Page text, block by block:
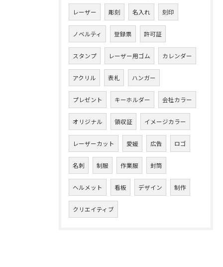
レーザー 彫刻 名入れ 刻印
ノベルティ 登録票 許可証
スタンプ レーザー用ゴム カレンダー
アクリル 表札 ハンガー
プレゼント キーホルダー 会社カラー
オリジナル 領収証 イメージカラー
レーザーカット 愛媛 広告 ロゴ
名刺 制服 作業服 封筒
ヘルメット 看板 デザイン 制作
クリエイティブ